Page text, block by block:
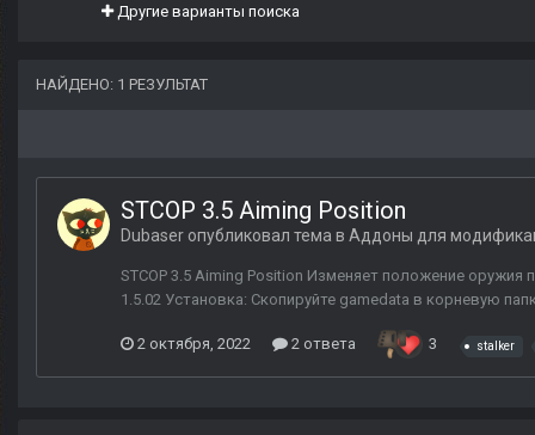
Другие варианты поиска
НАЙДЕНО: 1 РЕЗУЛЬТАТ
STCOP 3.5 Aiming Position
Dubaser опубликовал тема в Аддоны для
STCOP 3.5 Aiming Position Изменяет положение
1.5.02 Установка: Скопируйте gamedata в корневую
2 октября, 2022 2 ответа 3 stalker